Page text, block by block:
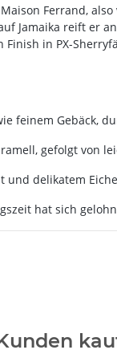
Ferrand,
Jamaika reift er
in PX-
feinem Gebäck,
gefolgt von
und delikatem
hat sich